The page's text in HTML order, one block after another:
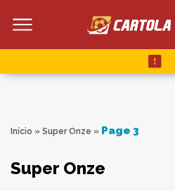
Início » Super Onze » Page 3
Super Onze